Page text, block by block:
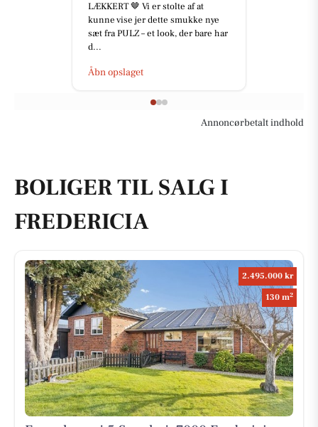
aftryk i et livssmykke♥️ Vi kender
det alle os med børn, hvor blev
tiden dog af og hvordan ble...
Åbn opslaget
Annoncørbetalt indhold
BOLIGER TIL SALG I
FREDERICIA
2.495.000 kr
130 m2